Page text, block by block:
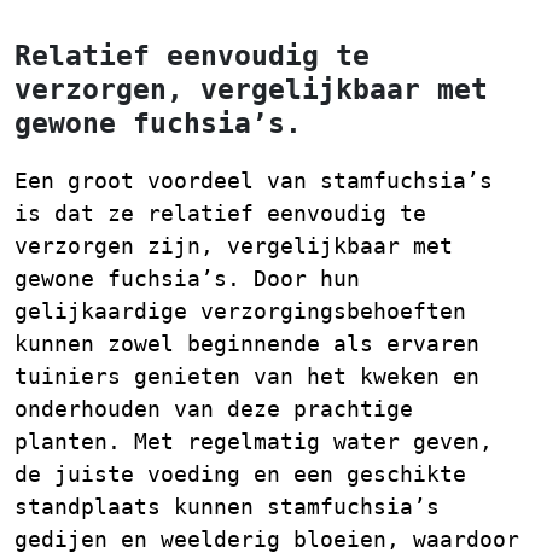
Relatief eenvoudig te
verzorgen, vergelijkbaar met
gewone fuchsia’s.
Een groot voordeel van stamfuchsia’s
is dat ze relatief eenvoudig te
verzorgen zijn, vergelijkbaar met
gewone fuchsia’s. Door hun
gelijkaardige verzorgingsbehoeften
kunnen zowel beginnende als ervaren
tuiniers genieten van het kweken en
onderhouden van deze prachtige
planten. Met regelmatig water geven,
de juiste voeding en een geschikte
standplaats kunnen stamfuchsia’s
gedijen en weelderig bloeien, waardoor